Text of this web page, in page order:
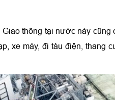
thông tại nước này cũng
xe máy, đi tàu điện, thang